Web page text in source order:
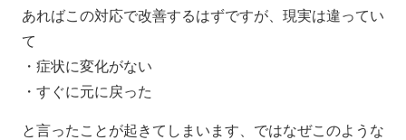
あればこの対応で改善するはずですが、現実は違ってい
て
・症状に変化がない
・すぐに元に戻った
と言ったことが起きてしまいます、ではなぜこのような